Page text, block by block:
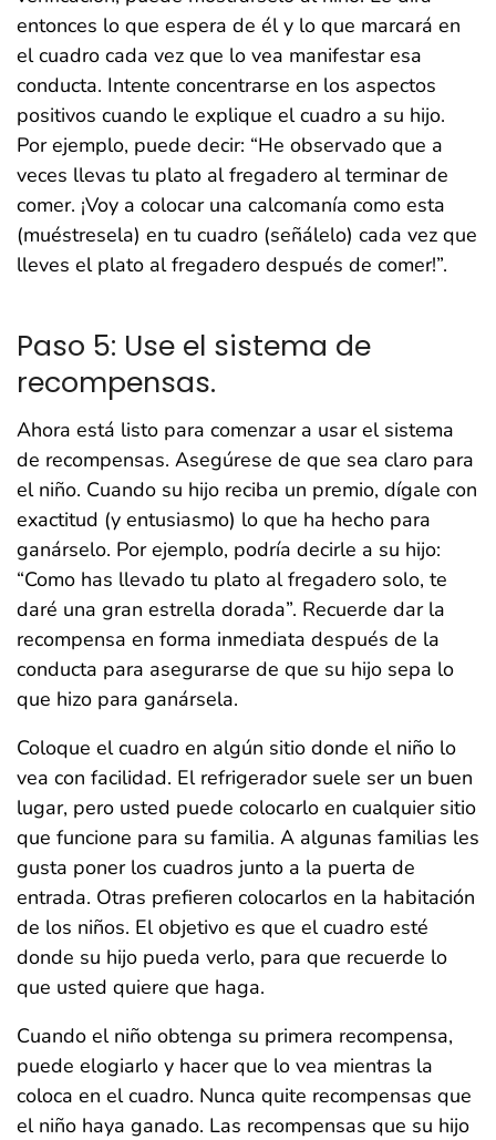
entonces lo que espera de él y lo que marcará en
el cuadro cada vez que lo vea manifestar esa
conducta. Intente concentrarse en los aspectos
positivos cuando le explique el cuadro a su hijo.
Por ejemplo, puede decir: “He observado que a
veces llevas tu plato al fregadero al terminar de
comer. ¡Voy a colocar una calcomanía como esta
(muéstresela) en tu cuadro (señálelo) cada vez que
lleves el plato al fregadero después de comer!”.
Paso 5: Use el sistema de
recompensas.
Ahora está listo para comenzar a usar el sistema
de recompensas. Asegúrese de que sea claro para
el niño. Cuando su hijo reciba un premio, dígale con
exactitud (y entusiasmo) lo que ha hecho para
ganárselo. Por ejemplo, podría decirle a su hijo:
“Como has llevado tu plato al fregadero solo, te
daré una gran estrella dorada”. Recuerde dar la
recompensa en forma inmediata después de la
conducta para asegurarse de que su hijo sepa lo
que hizo para ganársela.
Coloque el cuadro en algún sitio donde el niño lo
vea con facilidad. El refrigerador suele ser un buen
lugar, pero usted puede colocarlo en cualquier sitio
que funcione para su familia. A algunas familias les
gusta poner los cuadros junto a la puerta de
entrada. Otras prefieren colocarlos en la habitación
de los niños. El objetivo es que el cuadro esté
donde su hijo pueda verlo, para que recuerde lo
que usted quiere que haga.
Cuando el niño obtenga su primera recompensa,
puede elogiarlo y hacer que lo vea mientras la
coloca en el cuadro. Nunca quite recompensas que
el niño haya ganado. Las recompensas que su hijo